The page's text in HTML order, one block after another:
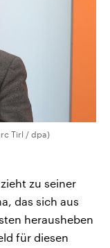
Tirl / dpa)
zu seiner
das sich aus
herausheben
für diesen